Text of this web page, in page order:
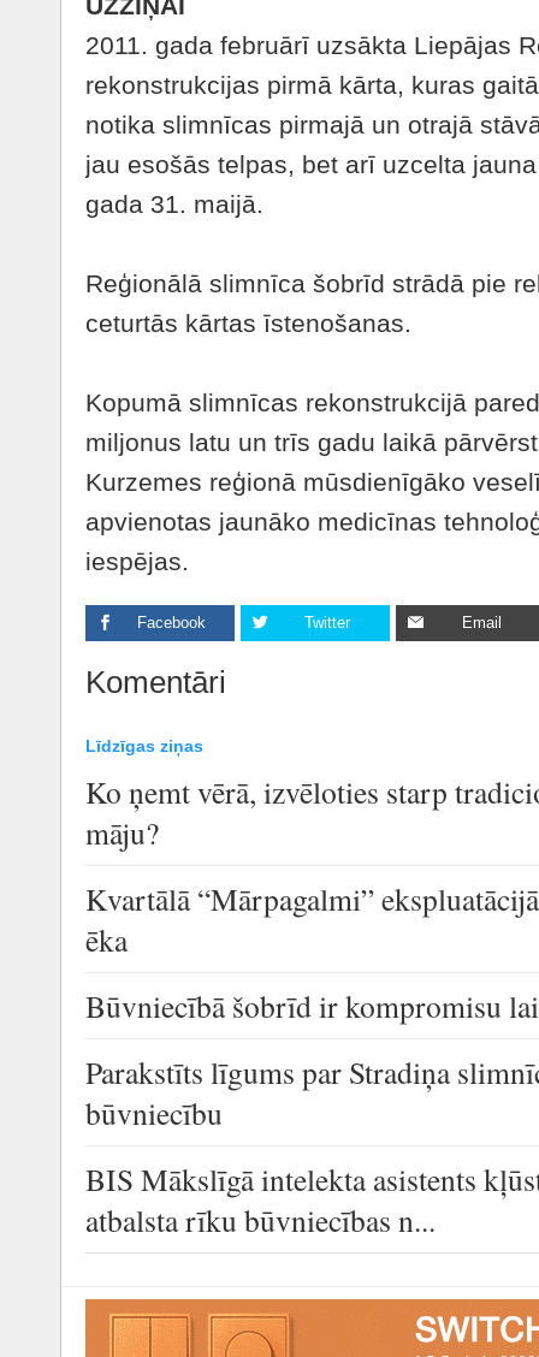
2011. gada februārī uzsākta Liepājas
rekonstrukcijas pirmā kārta, kuras
notika slimnīcas pirmajā un otrajā
jau esošās telpas, bet arī uzcelta
gada 31. maijā.
Reģionālā slimnīca šobrīd strādā pie
ceturtās kārtas īstenošanas.
Kopumā slimnīcas rekonstrukcijā
miljonus latu un trīs gadu laikā
Kurzemes reģionā mūsdienīgāko
apvienotas jaunāko medicīnas
iespējas.
Facebook Twitter Email
Komentāri
Līdzīgas ziņas
Ko ņemt vērā, izvēloties starp
māju?
Kvartālā “Mārpagalmi”
ēka
Būvniecībā šobrīd ir kompromisu
Parakstīts līgums par Stradiņa
būvniecību
BIS Mākslīgā intelekta asistents
atbalsta rīku būvniecības n...